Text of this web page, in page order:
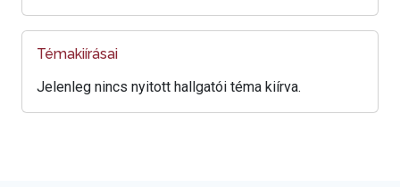
Témakiírásai
Jelenleg nincs nyitott hallgatói téma kiírva.